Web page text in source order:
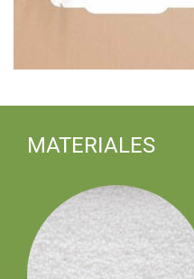
MATERIALES